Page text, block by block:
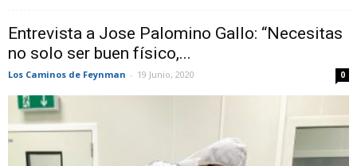
Entrevista a Jose Palomino Gallo: “Necesitas
no solo ser buen físico,...
Los Caminos de Feynman - 19 Junio, 2020 0